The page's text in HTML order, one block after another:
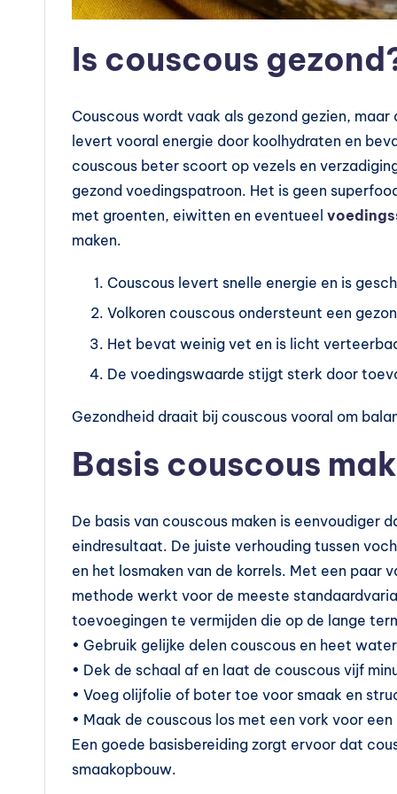
Is couscous
Couscous wordt vaak als gezond gezien,
levert vooral energie door koolhydraten en
couscous beter scoort op vezels en
gezond voedingspatroon. Het is geen
met groenten, eiwitten en eventueel
maken.
Couscous levert snelle energie en is
Volkoren couscous ondersteunt een
Het bevat weinig vet en is licht
De voedingswaarde stijgt sterk door
Gezondheid draait bij couscous vooral om
Basis couscous
De basis van couscous maken is eenvoudiger
eindresultaat. De juiste verhouding tussen
en het losmaken van de korrels. Met een
methode werkt voor de meeste
toevoegingen te vermijden die op de lange
• Gebruik gelijke delen couscous en heet
• Dek de schaal af en laat de couscous vijf
• Voeg olijfolie of boter toe voor smaak en
• Maak de couscous los met een vork voor
Een goede basisbereiding zorgt ervoor dat
smaakopbouw.